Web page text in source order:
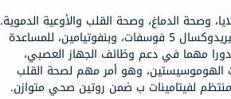
الدماغ، وصحة القلب والأوعية الدموية.
توفر التركيبة جميع فيتامينات ب الأساسية الثمانية بأشكالها الحيوية المفضلة، بما في ذلك ميثيل فولات، وميثيل كوبالامين، وبيريدوكسال 5 فوسفات، وبنفوتيامين، للمساعدة
مهما في دعم وظائف الجهاز العصبي،
الهوموسيستين، وهو أمر مهم لصحة القلب
لفيتامينات ب ضمن روتين صحي متوازن.